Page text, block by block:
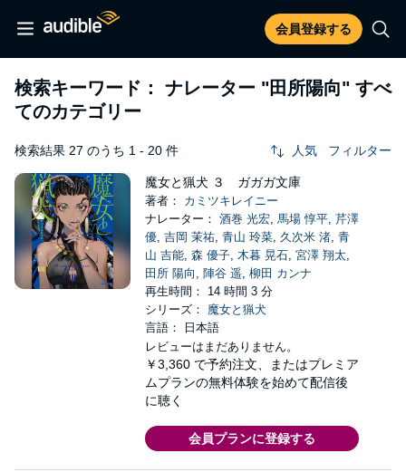
会員登録する
検索キーワード： ナレーター "田所陽向" すべ
てのカテゴリー
検索結果 27 のうち 1 - 20 件 人気 フィルター
魔女と猟犬 ３ ガガガ文庫
著者： カミツキレイニー
ナレーター： 酒巻 光宏, 馬場 惇平, 芹澤
優, 吉岡 茉祐, 青山 玲菜, 久次米 渚, 青
山 吉能, 森 優子, 木暮 晃石, 宮澤 翔太,
田所 陽向 , 陣谷 遥, 柳田 カンナ
再生時間： 14 時間 3 分
シリーズ： 魔女と猟犬
言語： 日本語
レビューはまだありません。
￥3,360 で予約注文、またはプレミア
ムプランの無料体験を始めて配信後
に聴く
会員プランに登録する